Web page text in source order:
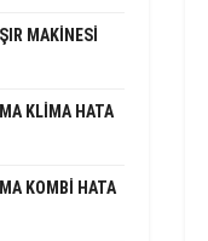
MAKINESI
KLIMA HATA
KOMBI HATA